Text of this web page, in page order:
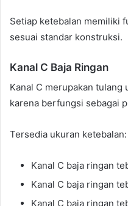
Setiap ketebalan memiliki
sesuai standar konstruksi.
Kanal C Baja Ringan
Kanal C merupakan tulang
karena berfungsi sebagai
Tersedia ukuran ketebalan:
Kanal C baja ringan
Kanal C baja ringan
Kanal C baja ringan